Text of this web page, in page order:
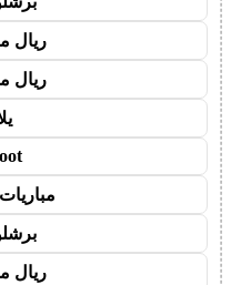
ريال
ريال
ريال